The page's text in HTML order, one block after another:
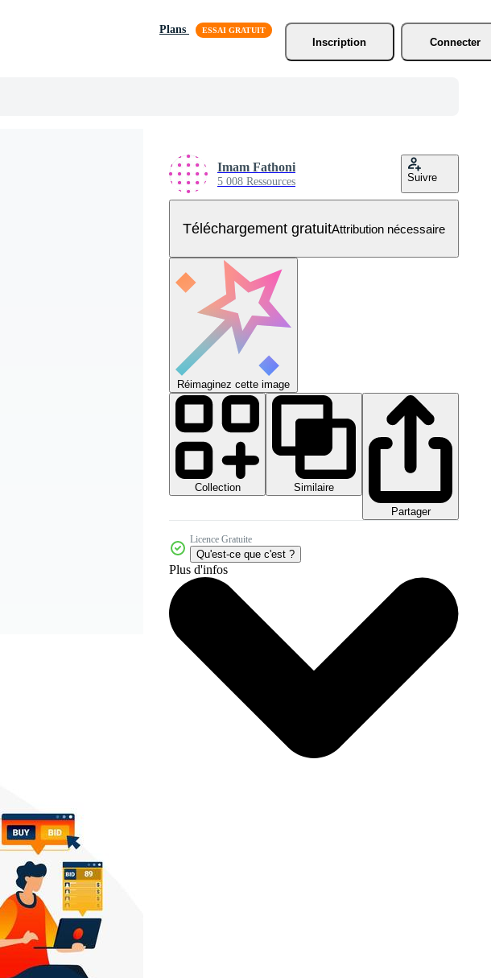
Plans
Inscription
Connecter
Imam Fathoni
5 008 Ressources Suivre
Téléchargement gratuitAttribution nécessaire
Réimaginez cette image
Collection
Similaire
Partager
Licence Gratuite
Qu'est-ce que c'est ?
Plus d'infos